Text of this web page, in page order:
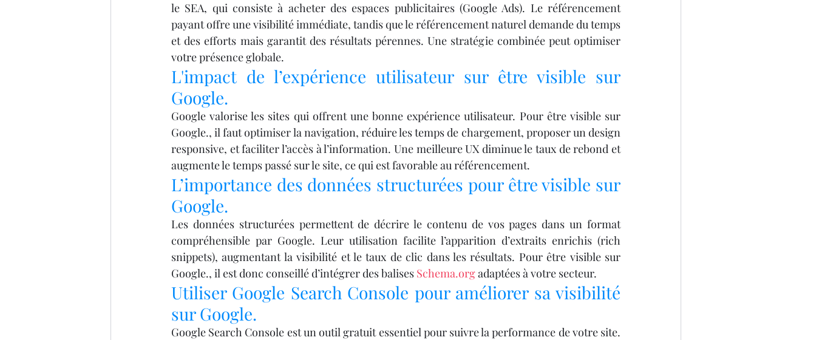
le SEA, qui consiste à acheter des espaces publicitaires (Google Ads). Le référencement
payant offre une visibilité immédiate, tandis que le référencement naturel demande du temps
et des efforts mais garantit des résultats pérennes. Une stratégie combinée peut optimiser
votre présence globale.
L'impact de l’expérience utilisateur sur être visible sur
Google.
Google valorise les sites qui offrent une bonne expérience utilisateur. Pour être visible sur
Google., il faut optimiser la navigation, réduire les temps de chargement, proposer un design
responsive, et faciliter l’accès à l’information. Une meilleure UX diminue le taux de rebond et
augmente le temps passé sur le site, ce qui est favorable au référencement.
L’importance des données structurées pour être visible sur
Google.
Les données structurées permettent de décrire le contenu de vos pages dans un format
compréhensible par Google. Leur utilisation facilite l’apparition d’extraits enrichis (rich
snippets), augmentant la visibilité et le taux de clic dans les résultats. Pour être visible sur
Google., il est donc conseillé d’intégrer des balises Schema.org adaptées à votre secteur.
Utiliser Google Search Console pour améliorer sa visibilité
sur Google.
Google Search Console est un outil gratuit essentiel pour suivre la performance de votre site.